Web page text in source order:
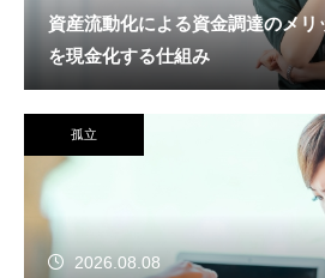
資産流動化による資金調達のメ
を現金化する仕組み
孤立
2026.08.08